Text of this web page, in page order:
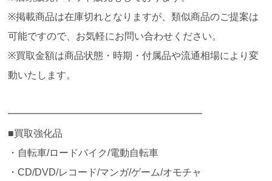
※掲載商品は在庫切れとなりますが、類似商品のご提案は
可能ですので、お気軽にお問い合わせください。
※買取金額は商品状態・時期・付属品や流通相場により変
動いたします。
━━━━━━━━━━━━━━━━━━━━
■買取強化品
・自転車/ロードバイク/電動自転車
・CD/DVD/レコード/マンガ/ゲーム/オモチャ